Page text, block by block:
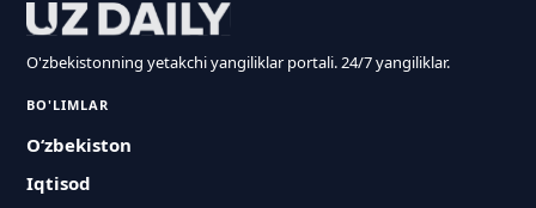
O'zbekistonning yetakchi yangiliklar portali. 24/7 yangiliklar.
BO'LIMLAR
O‘zbekiston
Iqtisod